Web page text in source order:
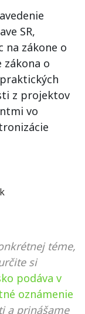
SR,
na zákone o
o
z projektov
vo
téme,
si
podáva v
oznámenie
a prinášame